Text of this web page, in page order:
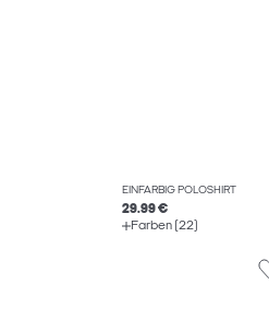
EINFARBIG POLOSHIRT
29.99 €
Farben (22)